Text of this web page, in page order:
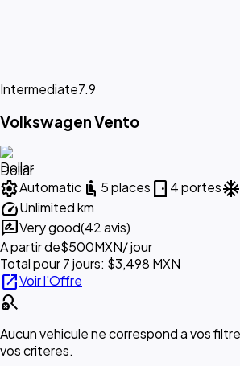
Intermediate7.9
Volkswagen Vento
Dollar
settingsAutomatic airline_seat_recline_normal 5 places sensor_door 4 portesac_unit
speedUnlimited km
rate_reviewVery good(42 avis)
A partir de$500MXN/ jour
Total pour 7 jours: $3,498 MXN
open_in_newVoir l'Offre
search_off
Aucun vehicule ne correspond a vos
vos criteres.